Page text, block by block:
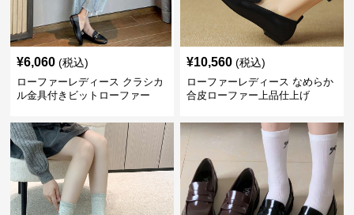
¥6,060 (税込)
ローファーレディース クラシカ
ル金具付きビットローファー
¥10,560 (税込)
ローファーレディース なめらか
合皮ローファー上品仕上げ